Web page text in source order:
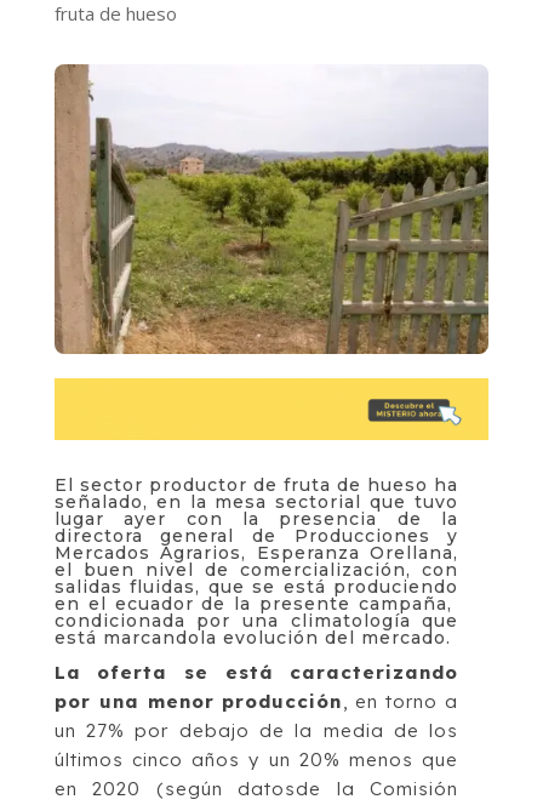
fruta de hueso
El sector productor de fruta de hueso ha
señalado, en la mesa sectorial que tuvo
lugar ayer con la presencia de la
directora general de Producciones y
Mercados Agrarios, Esperanza Orellana,
el buen nivel de comercialización, con
salidas fluidas, que se está produciendo
en el ecuador de la presente campaña,
condicionada por una climatología que
está marcando la evolución del mercado.
La oferta se está caracterizando
por una menor producción, en torno a
un 27% por debajo de la media de los
últimos cinco añosy un 20% menos que
en2020 (según datosde la Comisión